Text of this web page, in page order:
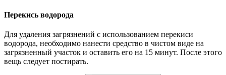
Перекись водорода
Для удаления загрязнений с использованием перекиси
водорода, необходимо нанести средство в чистом виде на
загрязненный участок и оставить его на 15 минут. После этого
вещь следует постирать.